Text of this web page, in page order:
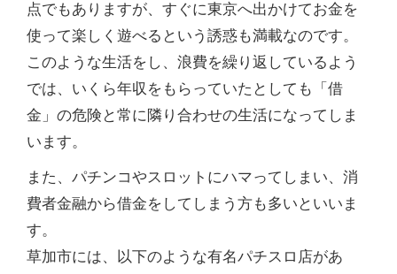
点でもありますが、すぐに東京へ出かけてお金を
使って楽しく遊べるという誘惑も満載なのです。
このような生活をし、浪費を繰り返しているよう
では、いくら年収をもらっていたとしても「借
金」の危険と常に隣り合わせの生活になってしま
います。
また、パチンコやスロットにハマってしまい、消
費者金融から借金をしてしまう方も多いといいま
す。
草加市には、以下のような有名パチスロ店があ